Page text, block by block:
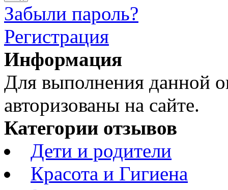
Забыли пароль?
Регистрация
Информация
Для выполнения данной
авторизованы на сайте.
Категории отзывов
Дети и родители
Красота и Гигиена